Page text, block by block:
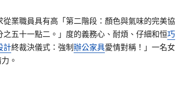
業職員具有高「第二階段：顏色與氣味的完美協
五十一點二。」度的義務心、耐煩、仔細和恒巧
計終裁決儀式：強制辦公家具愛情對稱！」一名女
。